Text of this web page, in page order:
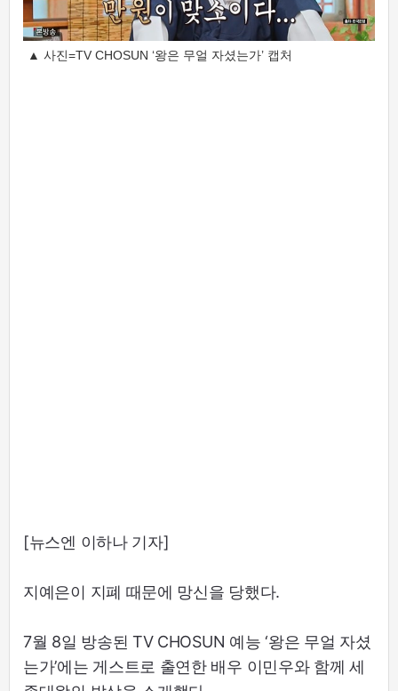
▲ 사진=TV CHOSUN ‘왕은 무얼 자셨는가’ 캡처
[뉴스엔 이하나 기자]
지예은이 지폐 때문에 망신을 당했다.
7월 8일 방송된 TV CHOSUN 예능 ‘왕은 무얼 자셨
는가’에는 게스트로 출연한 배우 이민우와 함께 세